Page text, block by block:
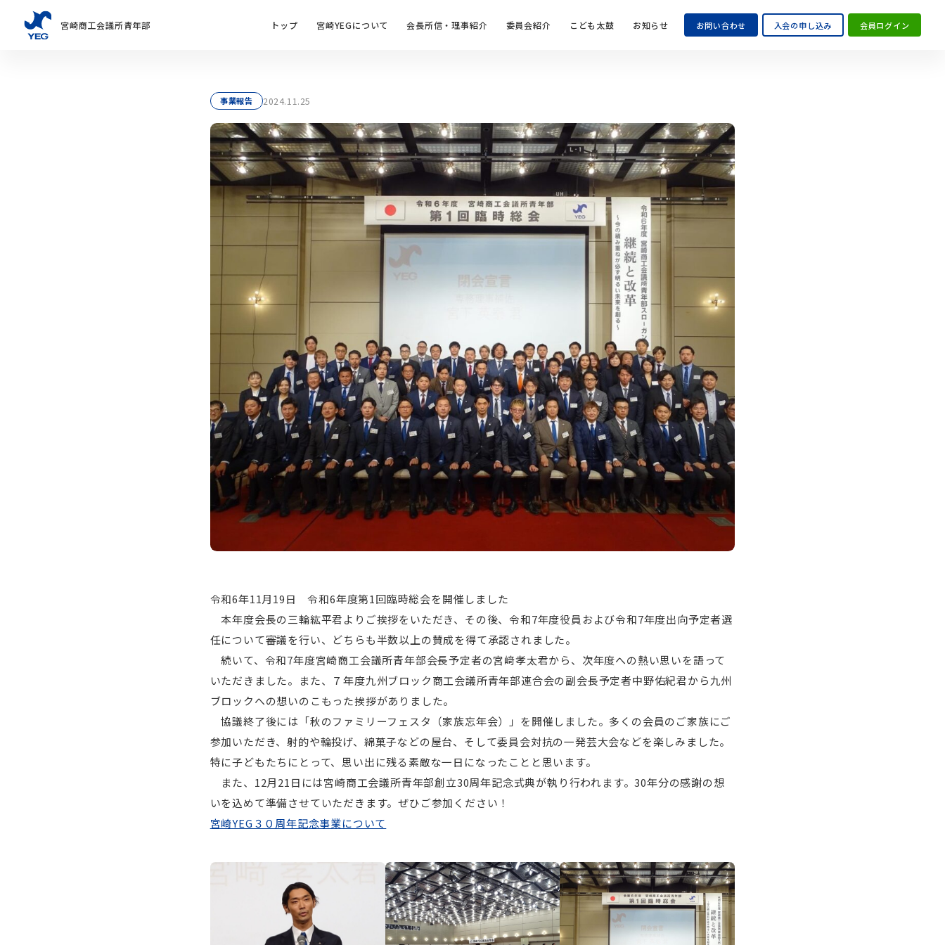
宮崎商工会議所青年部 トップ 宮崎YEGについて 会長所信・理事紹介 委員会紹介 こども太鼓 お知らせ お問い合わせ 入会の申し込み 会員ログイン
事業報告 2024.11.25
令和6年11月19日 令和6年度第1回臨時総会を開催しました
本年度会長の三輪紘平君よりご挨拶をいただき、その後、令和7年度役員および令和7年度出向予定者選
任について審議を行い、どちらも半数以上の賛成を得て承認されました。
続いて、令和7年度宮崎商工会議所青年部会長予定者の宮﨑孝太君から、次年度への熱い思いを語って
いただきました。また、７年度九州ブロック商工会議所青年部連合会の副会長予定者中野佑紀君から九州
ブロックへの想いのこもった挨拶がありました。
協議終了後には「秋のファミリーフェスタ（家族忘年会）」を開催しました。多くの会員のご家族にご
参加いただき、射的や輪投げ、綿菓子などの屋台、そして委員会対抗の一発芸大会などを楽しみました。
特に子どもたちにとって、思い出に残る素敵な一日になったことと思います。
また、12月21日には宮崎商工会議所青年部創立30周年記念式典が執り行われます。30年分の感謝の想
いを込めて準備させていただきます。ぜひご参加ください！
宮崎YEG３０周年記念事業について